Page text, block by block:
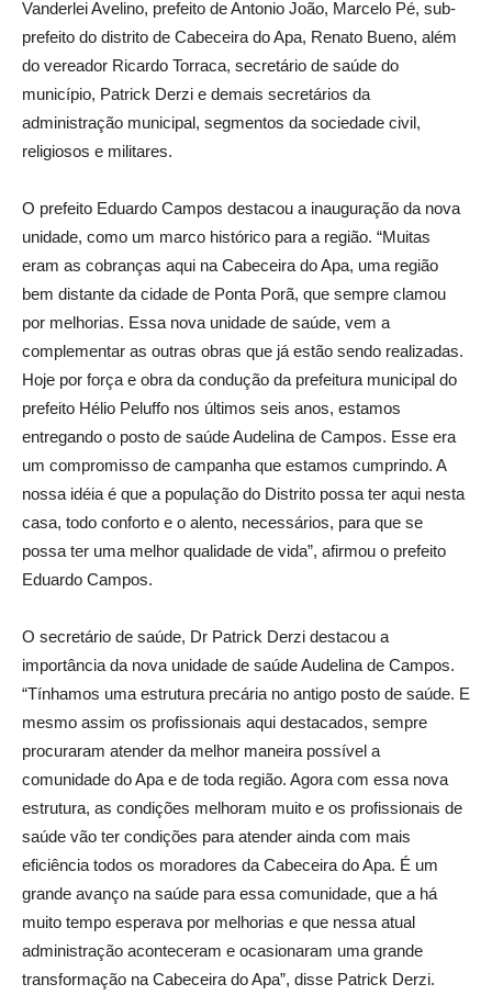
Vanderlei Avelino, prefeito de Antonio João, Marcelo Pé, sub-
prefeito do distrito de Cabeceira do Apa, Renato Bueno, além
do vereador Ricardo Torraca, secretário de saúde do
município, Patrick Derzi e demais secretários da
administração municipal, segmentos da sociedade civil,
religiosos e militares.
O prefeito Eduardo Campos destacou a inauguração da nova
unidade, como um marco histórico para a região. “Muitas
eram as cobranças aqui na Cabeceira do Apa, uma região
bem distante da cidade de Ponta Porã, que sempre clamou
por melhorias. Essa nova unidade de saúde, vem a
complementar as outras obras que já estão sendo realizadas.
Hoje por força e obra da condução da prefeitura municipal do
prefeito Hélio Peluffo nos últimos seis anos, estamos
entregando o posto de saúde Audelina de Campos. Esse era
um compromisso de campanha que estamos cumprindo. A
nossa idéia é que a população do Distrito possa ter aqui nesta
casa, todo conforto e o alento, necessários, para que se
possa ter uma melhor qualidade de vida”, afirmou o prefeito
Eduardo Campos.
O secretário de saúde, Dr Patrick Derzi destacou a
importância da nova unidade de saúde Audelina de Campos.
“Tínhamos uma estrutura precária no antigo posto de saúde. E
mesmo assim os profissionais aqui destacados, sempre
procuraram atender da melhor maneira possível a
comunidade do Apa e de toda região. Agora com essa nova
estrutura, as condições melhoram muito e os profissionais de
saúde vão ter condições para atender ainda com mais
eficiência todos os moradores da Cabeceira do Apa. É um
grande avanço na saúde para essa comunidade, que a há
muito tempo esperava por melhorias e que nessa atual
administração aconteceram e ocasionaram uma grande
transformação na Cabeceira do Apa”, disse Patrick Derzi.